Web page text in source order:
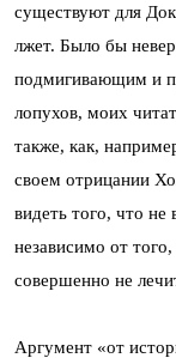
существуют для
лжет. Было бы
подмигивающим и
лопухов, моих
также, как,
своем отрицании
видеть того, что не
независимо от
совершенно не
Аргумент «от